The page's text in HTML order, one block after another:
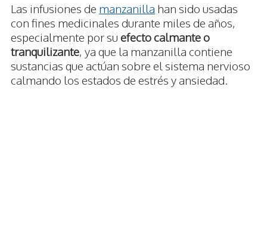
Las infusiones de manzanilla han sido usadas
con fines medicinales durante miles de años,
especialmente por su efecto calmante o
tranquilizante, ya que la manzanilla contiene
sustancias que actúan sobre el sistema nervioso
calmando los estados de estrés y ansiedad.